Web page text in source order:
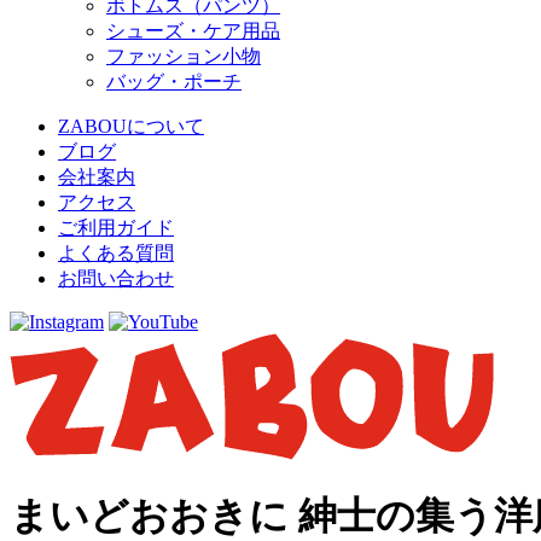
ボトムス（パンツ）
シューズ・ケア用品
ファッション小物
バッグ・ポーチ
ZABOUについて
ブログ
会社案内
アクセス
ご利用ガイド
よくある質問
お問い合わせ
まいどおおきに 紳士の集う